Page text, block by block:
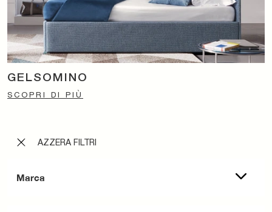
AZZERA FILTRI
Marca
GELSOMINO
SCOPRI DI PIÙ